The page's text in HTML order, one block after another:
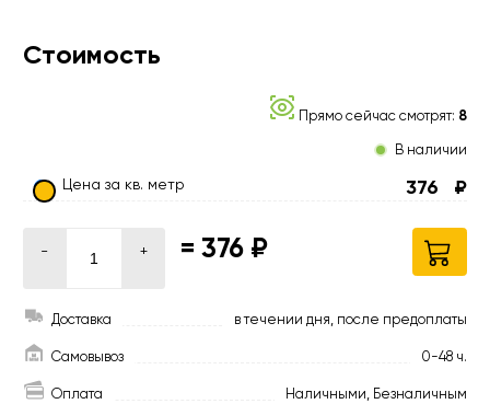
Стоимость
Прямо сейчас смотрят: 8
В наличии
Цена за кв. метр 376 ₽
- + = 376 ₽
Доставка в течении дня, после предоплаты
Самовывоз 0-48 ч.
Оплата Наличными, Безналичным